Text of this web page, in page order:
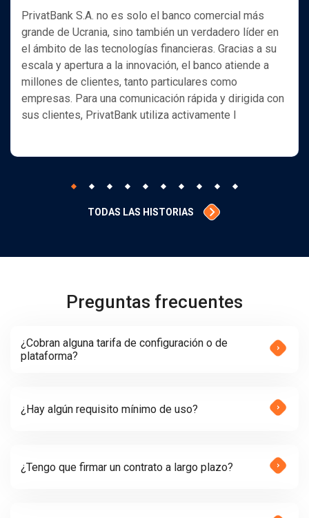
PrivatBank S.A. no es solo el banco comercial más
grande de Ucrania, sino también un verdadero líder en
el ámbito de las tecnologías financieras. Gracias a su
escala y apertura a la innovación, el banco atiende a
millones de clientes, tanto particulares como
empresas. Para una comunicación rápida y dirigida con
sus clientes, PrivatBank utiliza activamente l
TODAS LAS HISTORIAS
Preguntas frecuentes
¿Cobran alguna tarifa de configuración o de
plataforma?
¿Hay algún requisito mínimo de uso?
¿Tengo que firmar un contrato a largo plazo?